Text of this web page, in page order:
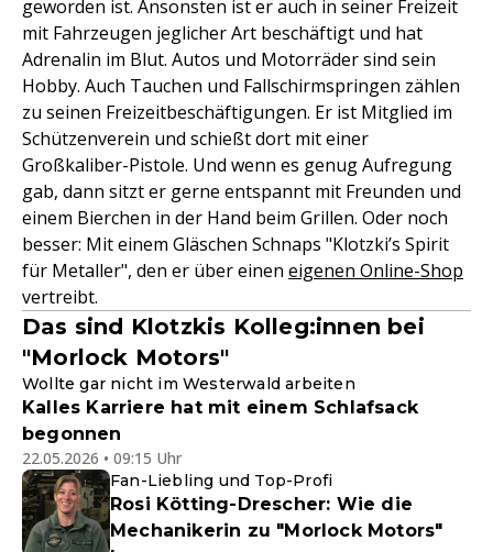
geworden ist. Ansonsten ist er auch in seiner Freizeit
mit Fahrzeugen jeglicher Art beschäftigt und hat
Adrenalin im Blut. Autos und Motorräder sind sein
Hobby. Auch Tauchen und Fallschirmspringen zählen
zu seinen Freizeitbeschäftigungen. Er ist Mitglied im
Schützenverein und schießt dort mit einer
Großkaliber-Pistole. Und wenn es genug Aufregung
gab, dann sitzt er gerne entspannt mit Freunden und
einem Bierchen in der Hand beim Grillen. Oder noch
besser: Mit einem Gläschen Schnaps "Klotzki’s Spirit
für Metaller", den er über einen eigenen Online-Shop
vertreibt.
Das sind Klotzkis Kolleg:innen bei
"Morlock Motors"
Wollte gar nicht im Westerwald arbeiten
Kalles Karriere hat mit einem Schlafsack
begonnen
22.05.2026 • 09:15 Uhr
Fan-Liebling und Top-Profi
Rosi Kötting-Drescher: Wie die
Mechanikerin zu "Morlock Motors"